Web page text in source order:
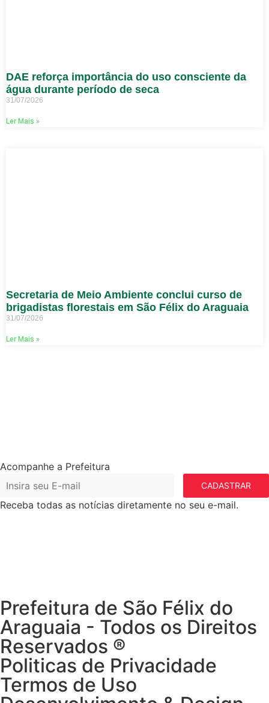
DAE reforça importância do uso consciente da
água durante período de seca
31/07/2026
Ler Mais »
Secretaria de Meio Ambiente conclui curso de
brigadistas florestais em São Félix do Araguaia
31/07/2026
Ler Mais »
Acompanhe a Prefeitura
CADASTRAR
Receba todas as notícias diretamente no seu e-mail.
Prefeitura de São Félix do
Araguaia - Todos os Direitos
Reservados ®
Politicas de Privacidade
Termos de Uso